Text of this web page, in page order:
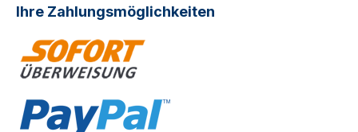
Ihre Zahlungsmöglichkeiten